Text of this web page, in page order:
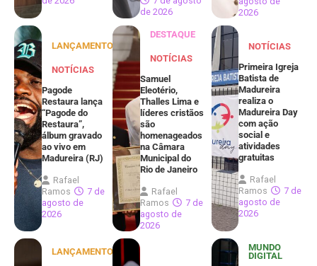
de 2026
2026
LANÇAMENTOS
NOTÍCIAS
Pagode
Restaura lança
“Pagode do
Restaura”,
álbum gravado
ao vivo em
Madureira (RJ)
Rafael
Ramos
7 de
agosto de
2026
DESTAQUE
NOTÍCIAS
Samuel
Eleotério,
Thalles Lima e
líderes cristãos
são
homenageados
na Câmara
Municipal do
Rio de Janeiro
Rafael
Ramos
7 de
agosto de
2026
NOTÍCIAS
Primeira Igreja
Batista de
Madureira
realiza o
Madureira Day
com ação
social e
atividades
gratuitas
Rafael
Ramos
7 de
agosto de
2026
LANÇAMENTOS
MUNDO
DIGITAL